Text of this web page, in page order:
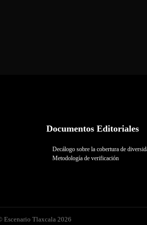
Documentos Editoriales
Decálogo sobre la cobertura de
Metodología de verificación
Escenario Tlaxcala 2026